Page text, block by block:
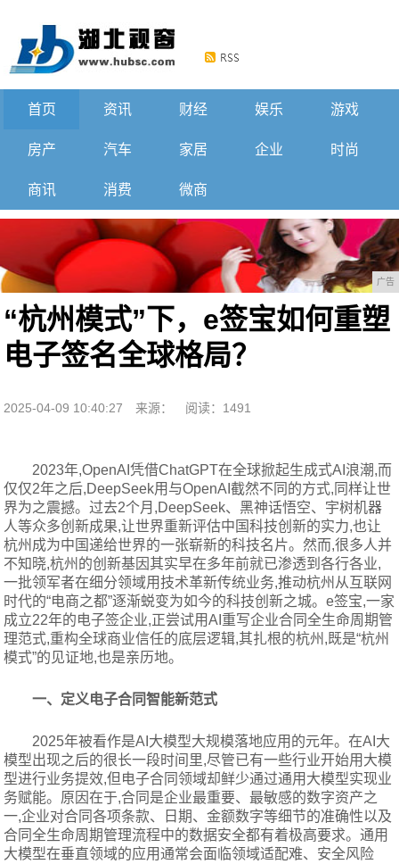
首页 资讯 财经 娱乐 游戏
房产 汽车 家居 企业 时尚
商讯 消费 微商
广告
“杭州模式”下，e签宝如何重塑
电子签名全球格局？
2025-04-09 10:40:27 来源： 阅读：1491
2023年,OpenAI凭借ChatGPT在全球掀起生成式AI浪潮,而
仅仅2年之后,DeepSeek用与OpenAI截然不同的方式,同样让世
界为之震撼。过去2个月,DeepSeek、黑神话悟空、宇树机器
人等众多创新成果,让世界重新评估中国科技创新的实力,也让
杭州成为中国递给世界的一张崭新的科技名片。然而,很多人并
不知晓,杭州的创新基因其实早在多年前就已渗透到各行各业,
一批领军者在细分领域用技术革新传统业务,推动杭州从互联网
时代的“电商之都”逐渐蜕变为如今的科技创新之城。e签宝,一家
成立22年的电子签企业,正尝试用AI重写企业合同全生命周期管
理范式,重构全球商业信任的底层逻辑,其扎根的杭州,既是“杭州
模式”的见证地,也是亲历地。
一、定义电子合同智能新范式
2025年被看作是AI大模型大规模落地应用的元年。在AI大
模型出现之后的很长一段时间里,尽管已有一些行业开始用大模
型进行业务提效,但电子合同领域却鲜少通过通用大模型实现业
务赋能。原因在于,合同是企业最重要、最敏感的数字资产之
一,企业对合同各项条款、日期、金额数字等细节的准确性以及
合同全生命周期管理流程中的数据安全都有着极高要求。通用
大模型在垂直领域的应用通常会面临领域适配难、安全风险